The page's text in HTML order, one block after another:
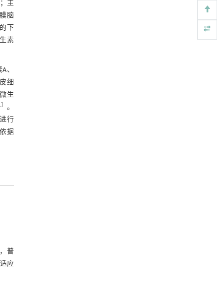
主
脑
下
素
、
细
生
。
行
据
普
应